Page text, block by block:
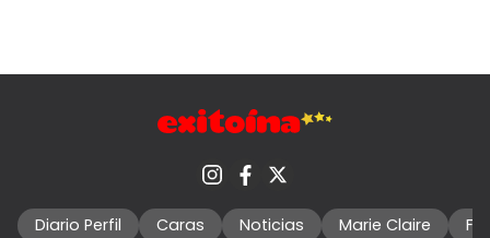
Diario Perfil Caras Noticias Marie Claire